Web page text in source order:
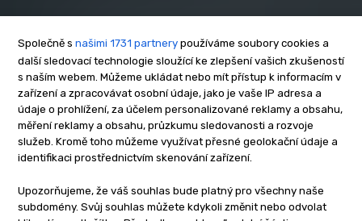
O nás
Kontakt
Reklama
Zásady soukromí
Privacy policy
Cookies
Etický kodex
Společně s našimi 1731 partnery používáme soubory cookies a
další sledovací technologie sloužící ke zlepšení vašich zkušeností
s naším webem. Můžeme ukládat nebo mít přístup k informacím v
zařízení a zpracovávat osobní údaje, jako je vaše IP adresa a
údaje o prohlížení, za účelem personalizované reklamy a obsahu,
měření reklamy a obsahu, průzkumu sledovanosti a rozvoje
služeb. Kromě toho můžeme využívat přesné geolokační údaje a
identifikaci prostřednictvím skenování zařízení.
Upozorňujeme, že váš souhlas bude platný pro všechny naše
subdomény. Svůj souhlas můžete kdykoli změnit nebo odvolat